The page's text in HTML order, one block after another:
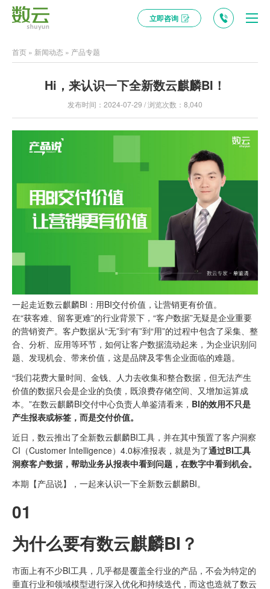
立即咨询
首页 » 新闻动态 » 产品专题
Hi，来认识一下全新数云麒麟BI！
发布时间：2024-07-29 / 浏览次数：8,040
一起走近数云麒麟BI：用BI交付价值，让营销更有价值。
在“获客难、留客更难”的行业背景下，“客户数据”无疑是企业重要
的营销资产。客户数据从“无”到“有”到“用”的过程中包含了采集、整
合、分析、应用等环节，如何让客户数据流动起来，为企业识别问
题、发现机会、带来价值，这是品牌及零售企业面临的难题。
“我们花费大量时间、金钱、人力去收集和整合数据，但无法产生
价值的数据只会是企业的负债，既浪费存储空间、又增加运算成
本。”在数云麒麟BI交付中心负责人单鉴清看来， BI的效用不只是
产生报表或标签，而是交付价值。
近日，数云推出了全新数云麒麟BI工具 ，并在其中预置了客户洞察
CI（Customer Intelligence）4.0标准报表，就是为了通过BI工具
洞察客户数据，帮助业务从报表中看到问题，在数字中看到机会。
本期【产品说】，一起来认识一下全新数云麒麟BI。
01
为什么要有数云麒麟BI？
市面上有不少BI工具，几乎都是覆盖全行业的产品，不会为特定的
垂直行业和领域模型进行深入优化和持续迭代，而这也造就了数云